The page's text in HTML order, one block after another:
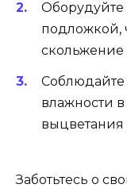
Оборудуйте
подложкой,
скольжение
влажности
Заботьтесь о